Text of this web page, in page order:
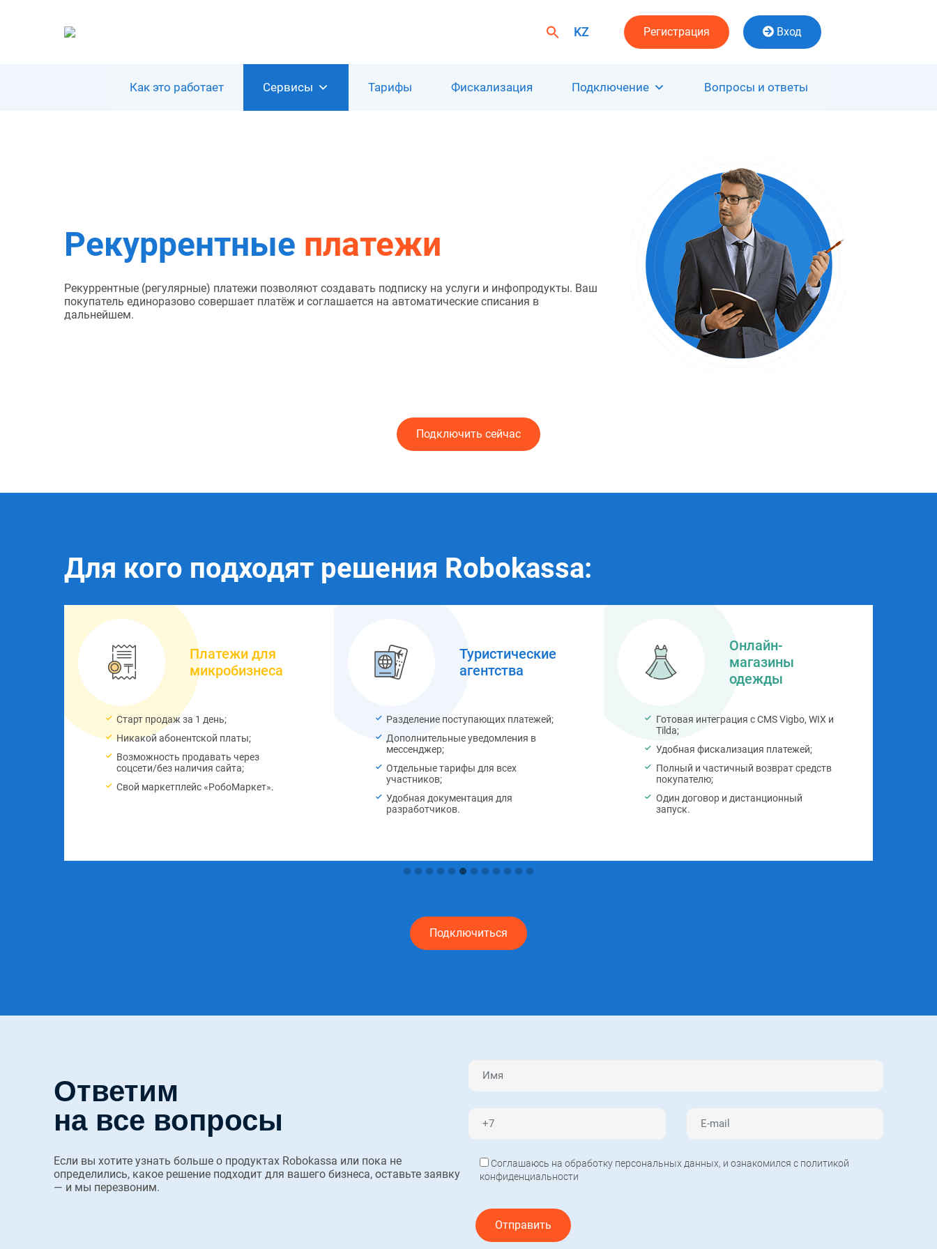
KZ
Search
Регистрация Вход
Как это работает Сервисы Тарифы Фискализация Подключение Вопросы и ответы
Рекуррентные платежи
Рекуррентные (регулярные) платежи позволяют создавать подписку на услуги и инфопродукты. Ваш
покупатель единоразово совершает платёж и соглашается на автоматические списания в
дальнейшем.
Подключить сейчас
Для кого подходят решения Robokassa:
Платежи для
микробизнеса
Старт продаж за 1 день;
Никакой абонентской платы;
Возможность продавать через
соцсети/без наличия сайта;
Свой маркетплейс «РобоМаркет».
Туристические
агентства
Разделение поступающих платежей;
Дополнительные уведомления в
мессенджер;
Отдельные тарифы для всех
участников;
Удобная документация для
разработчиков.
Онлайн-
магазины
одежды
Готовая интеграция с CMS Vigbo, WIX и
Тilda;
Удобная фискализация платежей;
Полный и частичный возврат средств
покупателю;
Один договор и дистанционный
запуск.
Подключиться
Ответим
на все вопросы
Если вы хотите узнать больше о продуктах Robokassa или пока не
определились, какое решение подходит для вашего бизнеса, оставьте заявку
— и мы перезвоним.
Соглашаюсь на обработку персональных данных, и ознакомился с политикой
конфиденциальности